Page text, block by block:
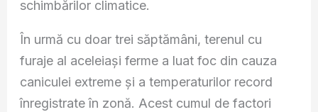
schimbărilor climatice.
În urmă cu doar trei săptămâni, terenul cu
furaje al aceleiași ferme a luat foc din cauza
caniculei extreme și a temperaturilor record
înregistrate în zonă. Acest cumul de factori